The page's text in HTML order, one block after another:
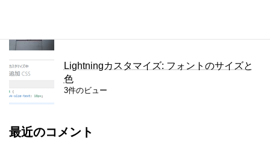
Lightningカスタマイズ: フォントのサイズと
色
3件のビュー
最近のコメント